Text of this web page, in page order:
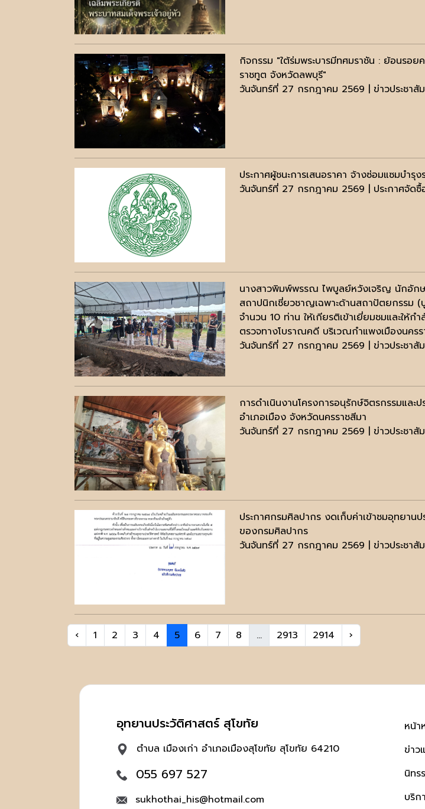
กิจกรรม "ใต้ร่มพระบารมีทศมราชัน : ย้อนรอ
ราชทูต จังหวัดลพบุรี"
วันจันทร์ที่ 27 กรกฎาคม 2569 | ข่าวประชาสั
ประกาศผู้ชนะการเสนอราคา จ้างซ่อมแซมบำรุ
วันจันทร์ที่ 27 กรกฎาคม 2569 | ประกาศจัดซื้
นางสาวพิมพ์พรรณ ไพบูลย์หวังเจริญ นักอัก
สถาปนิกเชี่ยวชาญเฉพาะด้านสถาปัตยกรรม
จำนวน 10 ท่าน ให้เกียรติเข้าเยี่ยมชมและให้
ตรวจทางโบราณคดี บริเวณกำแพงเมืองนค
วันจันทร์ที่ 27 กรกฎาคม 2569 | ข่าวประชาสั
การดำเนินงานโครงการอนุรักษ์จิตรกรรมแล
อำเภอเมือง จังหวัดนครราชสีมา
วันจันทร์ที่ 27 กรกฎาคม 2569 | ข่าวประชาสั
ประกาศกรมศิลปากร งดเก็บค่าเข้าชมอุทยา
ของกรมศิลปากร
วันจันทร์ที่ 27 กรกฎาคม 2569 | ข่าวประชาสั
‹ 1 2 3 4 5 6 7 8 ... 2913 2914 ›
อุทยานประวัติศาสตร์ สุโขทัย
ตำบล เมืองเก่า อำเภอเมืองสุโขทัย สุโขทัย 64210
055 697 527
sukhothai_his@hotmail.com
หน้า
ข่าว
นิทร
บริก